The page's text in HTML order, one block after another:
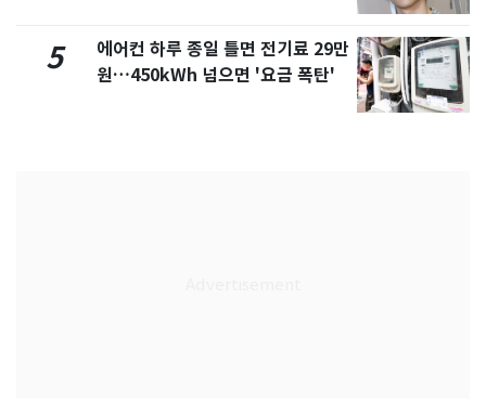
5
에어컨 하루 종일 틀면 전기료 29만
원…450kWh 넘으면 '요금 폭탄'